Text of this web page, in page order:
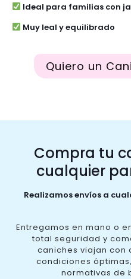
Ideal para familias con
Muy leal y equilibrado
Quiero un
Compra tu
cualquier
Realizamos envíos a
Entregamos en mano o
total seguridad y
caniches viajan con
condiciones
normativas de